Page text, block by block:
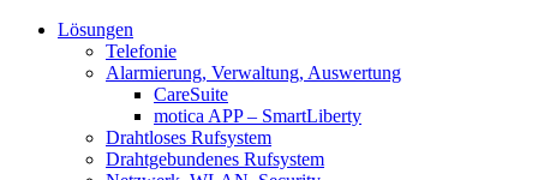
Lösungen
Telefonie
Alarmierung, Verwaltung, Auswertung
CareSuite
motica APP – SmartLiberty
Drahtloses Rufsystem
Drahtgebundenes Rufsystem